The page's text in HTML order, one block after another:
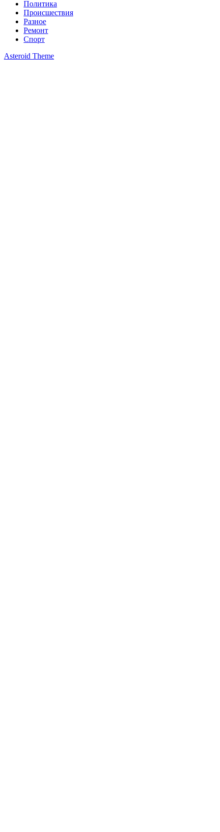
Политика
Происшествия
Разное
Ремонт
Спорт
Asteroid Theme